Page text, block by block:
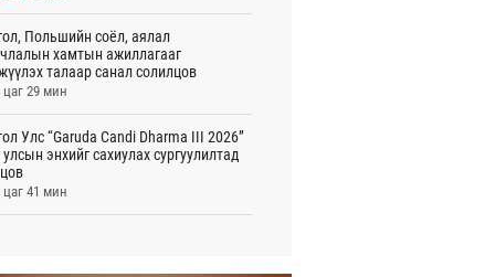
Польшийн соёл, аялал
хамтын ажиллагааг
талаар санал солилцов
цаг 29 мин
Улс “Garuda Candi Dharma III 2026”
энхийг сахиулах сургуулилтад
цаг 41 мин
аваарай